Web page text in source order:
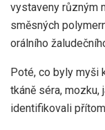
vystaveny různým
směsných
orálního
Poté, co byly myši
tkáně séra, mozku,
identifikovali